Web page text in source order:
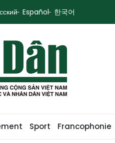
Español 한국어
Sport Francophonie